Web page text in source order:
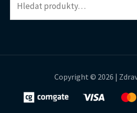
Copyright © 2026 |